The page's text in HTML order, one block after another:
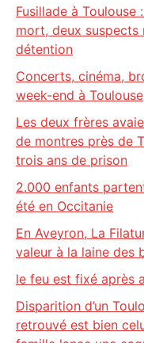
Fusillade à
mort, deux suspects
détention
Concerts, cinéma,
week-end à Toulouse
Les deux frères
de montres près de
trois ans de prison
2.000 enfants
été en Occitanie
En Aveyron, La
valeur à la laine des
le feu est fixé après
Disparition d’un
retrouvé est bien